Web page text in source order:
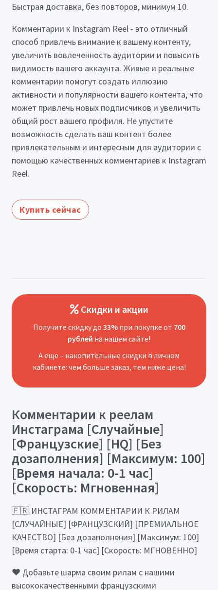
Быстрая доставка, без повторов, минимум 10.
Комментарии к Instagram Reel - это отличный
способ привлечь внимание к вашему контенту,
увеличить вовлеченность аудитории и повысить
видимость вашего аккаунта. Живые и реальные
комментарии помогут создать иллюзию
активности и популярности вашего контента, что
может привлечь новых подписчиков и увеличить
общий рост вашего профиля. Не упустите
возможность сделать ваш контент более
привлекательным и интересным для аудитории с
помощью качественных комментариев к Instagram
Reel.
Купить сейчас
Скидки и акции
Получите скидку до 33%при покупке от 700
рублей на нашем сайте!
А еще – накопительные скидки в личном
кабинете: чем больше заказ, тем ниже цена!
Комментарии к реелам
Инстаграма [Случайные]
[Французские] [HQ] [Без
дозаполнения] [Максимум: 100]
[Время начала: 0-1 час]
[Скорость: Мгновенная]
🇫🇷 ИНСТАГРАМ КОММЕНТАРИИ К РИЛАМ
[СЛУЧАЙНЫЕ] [ФРАНЦУЗСКИЙ] [ПРЕМИАЛЬНОЕ
КАЧЕСТВО] [Без дозаполнения] [Максимум: 100]
[Время старта: 0-1 час] [Скорость: МГНОВЕННО]
❤️ Добавьте шарма своим рилам с нашими
высококачественными французскими